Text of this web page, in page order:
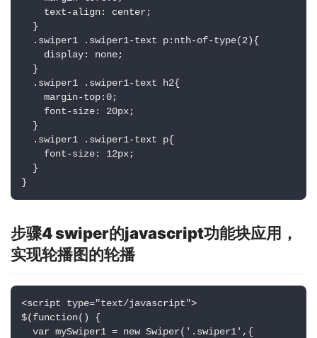
text-align: center;
}
.swiper1 .swiper1-text p:nth-of-type(2){
display: none;
}
.swiper1 .swiper1-text h2{
margin-top:0;
font-size: 20px;
}
.swiper1 .swiper1-text p{
font-size: 12px;
}
}
步骤4 swiper的javascript功能块应用，
实现轮播图的轮播
<script type="text/javascript">
$(function() {
var mySwiper1 = new Swiper('.swiper1',{